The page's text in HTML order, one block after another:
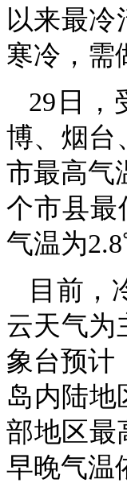
以来最
寒冷，需
29日，
博、烟台
市最高气
个市县最
气温为
目前，
云天气为
象台预计
岛内陆
部地区最
早晚气温